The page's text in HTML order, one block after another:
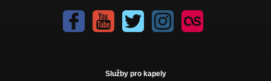
Služby pro kapely